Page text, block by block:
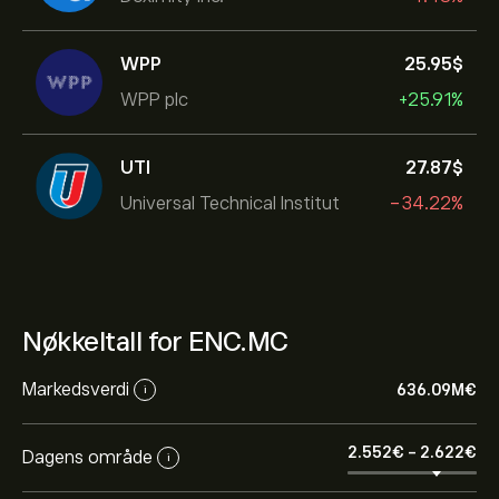
WPP
WPP plc
25.95‎$‎
+25.91%
UTI
Universal Technical Institut
27.87‎$‎
-34.22%
Nøkkeltall for ENC.MC
Markedsverdi i 636.09M‎€‎
Dagens område i 2.552‎€‎ - 2.622‎€‎